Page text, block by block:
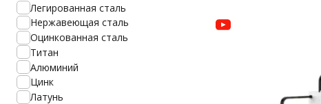
Легированная сталь
Нержавеющая сталь
Оцинкованная сталь
Титан
Алюминий
Цинк
Латунь